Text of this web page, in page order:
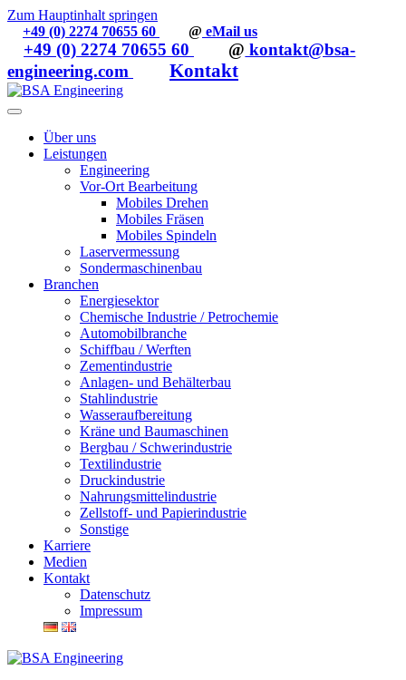
Zum Hauptinhalt springen
+49 (0) 2274 70655 60
@ eMail us
+49 (0) 2274 70655 60 @ kontakt@bsa-
engineering.com
Kontakt
Über uns
Leistungen
Engineering
Vor-Ort Bearbeitung
Mobiles Drehen
Mobiles Fräsen
Mobiles Spindeln
Laservermessung
Sondermaschinenbau
Branchen
Energiesektor
Chemische Industrie / Petrochemie
Automobilbranche
Schiffbau / Werften
Zementindustrie
Anlagen- und Behälterbau
Stahlindustrie
Wasseraufbereitung
Kräne und Baumaschinen
Bergbau / Schwerindustrie
Textilindustrie
Druckindustrie
Nahrungsmittelindustrie
Zellstoff- und Papierindustrie
Sonstige
Karriere
Medien
Kontakt
Datenschutz
Impressum